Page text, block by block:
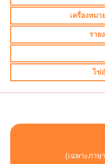
เครื่องหม
ราย
ไข่
(เฉพาะภาษ